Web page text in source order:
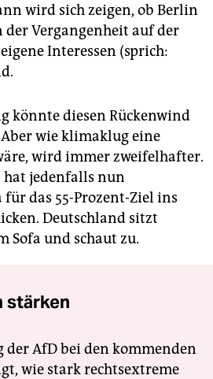
wird sich zeigen, ob Berlin
Vergangenheit auf der
Interessen (sprich:
könnte diesen Rückenwind
wie klimaklug eine
wird immer zweifelhafter.
hat jedenfalls nun
für das 55-Prozent-Ziel ins
Deutschland sitzt
Sofa und schaut zu.
stärken
der AfD bei den kommenden
wie stark rechtsextreme